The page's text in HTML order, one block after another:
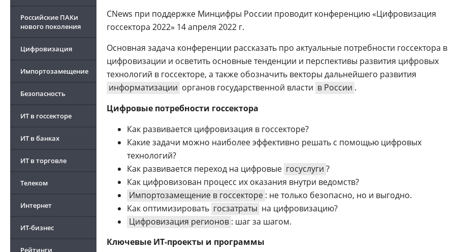
Российские ПАКи
нового поколения
Цифровизация
Импортозамещение
Безопасность
ИТ в госсекторе
ИТ в банках
ИТ в торговле
Телеком
Интернет
ИТ-бизнес
Рейтинги
CNews при поддержке Минцифры России проводит конференцию «Цифровизация
госсектора 2022» 14 апреля 2022 г.
Основная задача конференции рассказать про актуальные потребности госсектора в
цифровизации и осветить основные тенденции и перспективы развития цифровых
технологий в госсекторе, а также обозначить векторы дальнейшего развития
информатизации органов государственной власти в России .
Цифровые потребности госсектора
Как развивается цифровизация в госсекторе?
Какие задачи можно наиболее эффективно решать с помощью цифровых
технологий?
Как развивается переход на цифровые госуслуги ?
Как цифровизован процесс их оказания внутри ведомств?
Импортозамещение в госсекторе : не только безопасно, но и выгодно.
Как оптимизировать госзатраты на цифровизацию?
Цифровизация регионов : шаг за шагом.
Ключевые ИТ-проекты и программы